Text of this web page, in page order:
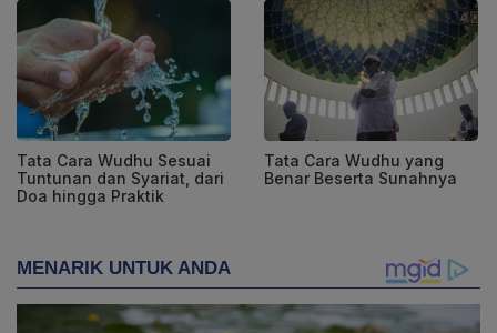
Tata Cara Wudhu Sesuai
Tuntunan dan Syariat, dari
Doa hingga Praktik
Tata Cara Wudhu yang
Benar Beserta Sunahnya